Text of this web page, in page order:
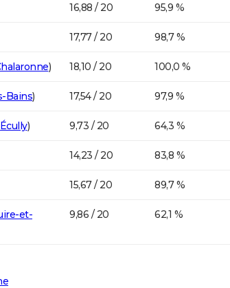
16,88 / 20 95,9 %
17,77 / 20 98,7 %
) 18,10 / 20 100,0 %
Bains) 17,54 / 20 97,9 %
Écully) 9,73 / 20 64,3 %
14,23 / 20 83,8 %
15,67 / 20 89,7 %
et-
9,86 / 20 62,1 %